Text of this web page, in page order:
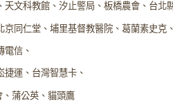
天文科教館、汐止警局、板橋農會、台北
京同仁堂、埔里基督教醫院、葛蘭素史克
電信、
捷運、台灣智慧卡、
蒲公英、貓頭鷹